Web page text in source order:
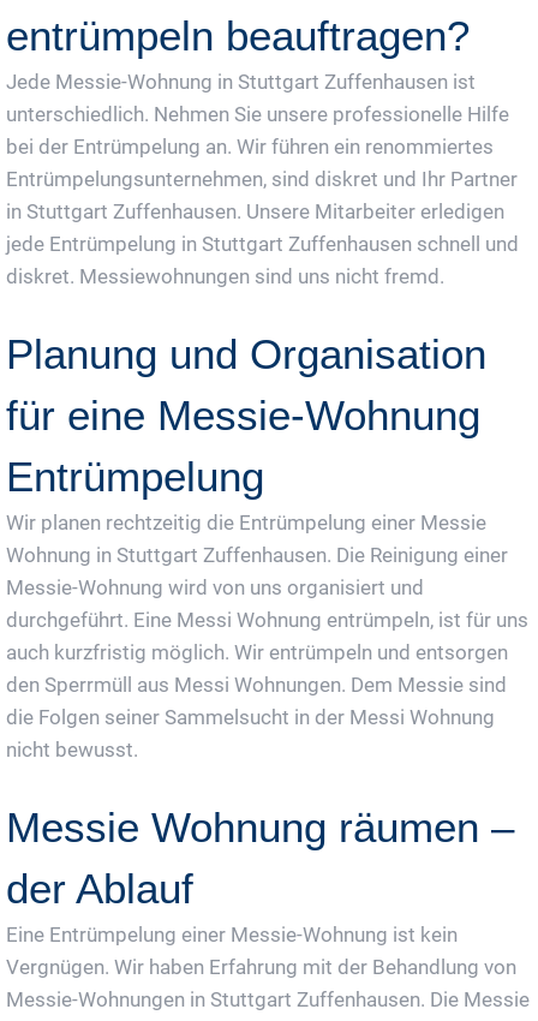
entrümpeln beauftragen?
Jede Messie-Wohnung in Stuttgart Zuffenhausen ist
unterschiedlich. Nehmen Sie unsere professionelle Hilfe
bei der Entrümpelung an. Wir führen ein renommiertes
Entrümpelungsunternehmen, sind diskret und Ihr Partner
in Stuttgart Zuffenhausen. Unsere Mitarbeiter erledigen
jede Entrümpelung in Stuttgart Zuffenhausen schnell und
diskret. Messiewohnungen sind uns nicht fremd.
Planung und Organisation
für eine Messie-Wohnung
Entrümpelung
Wir planen rechtzeitig die Entrümpelung einer Messie
Wohnung in Stuttgart Zuffenhausen. Die Reinigung einer
Messie-Wohnung wird von uns organisiert und
durchgeführt. Eine Messi Wohnung entrümpeln, ist für uns
auch kurzfristig möglich. Wir entrümpeln und entsorgen
den Sperrmüll aus Messi Wohnungen. Dem Messie sind
die Folgen seiner Sammelsucht in der Messi Wohnung
nicht bewusst.
Messie Wohnung räumen –
der Ablauf
Eine Entrümpelung einer Messie-Wohnung ist kein
Vergnügen. Wir haben Erfahrung mit der Behandlung von
Messie-Wohnungen in Stuttgart Zuffenhausen. Die Messie